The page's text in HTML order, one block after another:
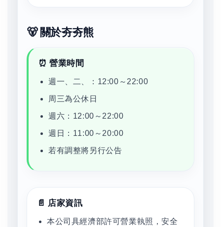
🐻 關於夯夯熊
⏰ 營業時間
週一、二、：12:00～22:00
周三為公休日
週六：12:00～22:00
週日：11:00～20:00
若有調整將另行公告
📄 店家資訊
本公司具經濟部許可營業執照，安全